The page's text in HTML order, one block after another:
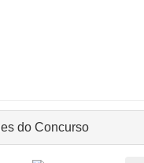
do Concurso